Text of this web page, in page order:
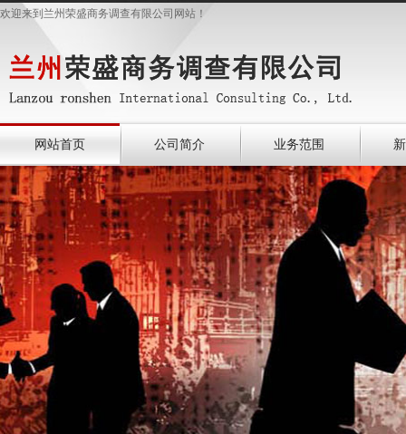
欢迎来到兰州荣盛商务调查有限公司网站！
网站首页 公司简介 业务范围